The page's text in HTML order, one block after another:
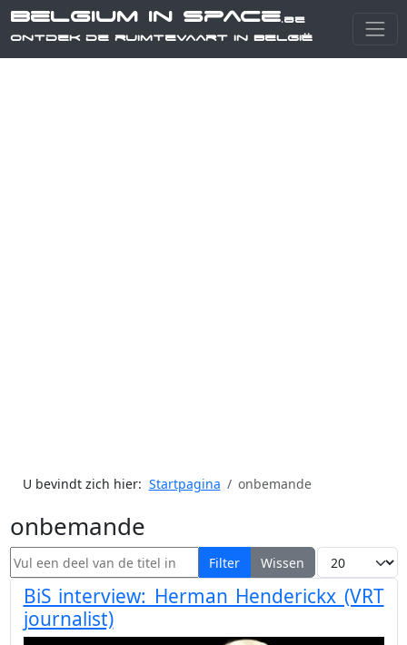
Belgium in Space.be
Ontdek de ruimtevaart in België
U bevindt zich hier: Startpagina onbemande
onbemande
Vul een deel van de titel in Filter Wissen Toon #
BiS interview: Herman Henderickx (VRT
journalist)